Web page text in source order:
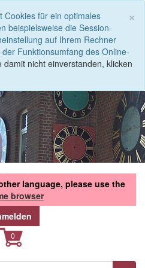
×
Cookies für ein optimales
beispielsweise die Session-
auf Ihrem Rechner
Funktionsumfang des Online-
damit nicht einverstanden, klicken
language, please use the
browser